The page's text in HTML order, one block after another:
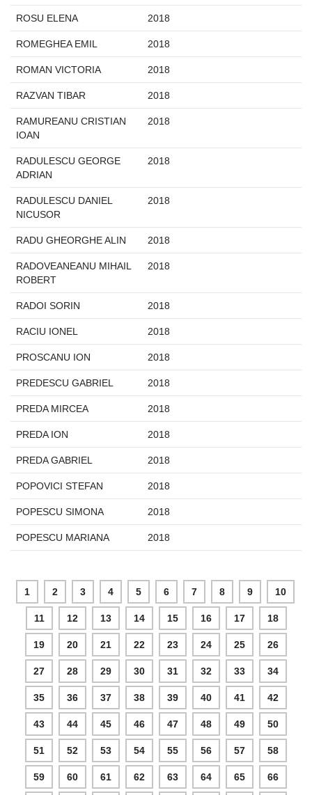
ROSU ELENA 2018
ROMEGHEA EMIL 2018
ROMAN VICTORIA 2018
RAZVAN TIBAR 2018
RAMUREANU CRISTIAN
IOAN
2018
RADULESCU GEORGE
ADRIAN
2018
RADULESCU DANIEL
NICUSOR
2018
RADU GHEORGHE ALIN 2018
RADOVEANEANU MIHAIL
ROBERT
2018
RADOI SORIN 2018
RACIU IONEL 2018
PROSCANU ION 2018
PREDESCU GABRIEL 2018
PREDA MIRCEA 2018
PREDA ION 2018
PREDA GABRIEL 2018
POPOVICI STEFAN 2018
POPESCU SIMONA 2018
POPESCU MARIANA 2018
1 2 3 4 5 6 7 8 9 10
11 12 13 14 15 16 17 18
19 20 21 22 23 24 25 26
27 28 29 30 31 32 33 34
35 36 37 38 39 40 41 42
43 44 45 46 47 48 49 50
51 52 53 54 55 56 57 58
59 60 61 62 63 64 65 66